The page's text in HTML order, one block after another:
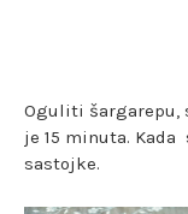
Oguliti šargarepu,
je 15 minuta.
sastojke.